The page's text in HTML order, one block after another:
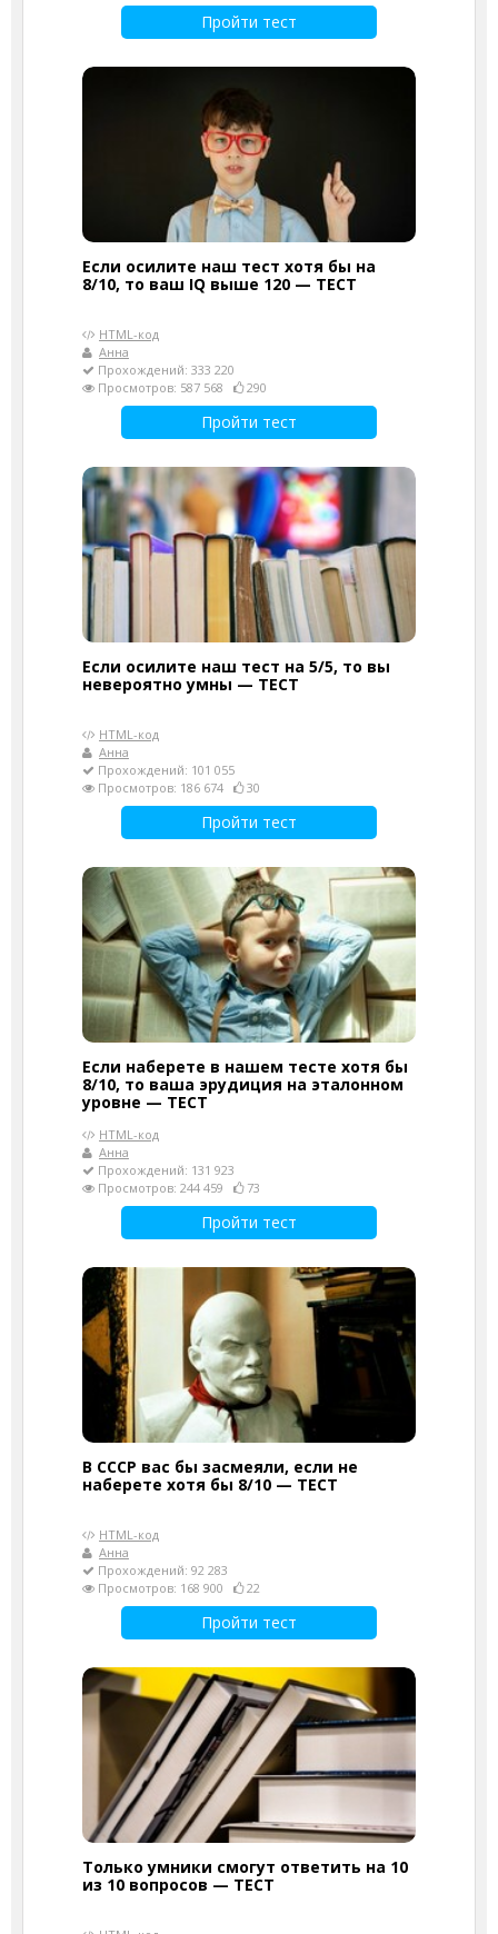
Пройти тест
Если осилите наш тест хотя бы на
8/10, то ваш IQ выше 120 — ТЕСТ
HTML-код
Анна
Прохождений: 333 220
Просмотров: 587 568
290
Пройти тест
Если осилите наш тест на 5/5, то вы
невероятно умны — ТЕСТ
HTML-код
Анна
Прохождений: 101 055
Просмотров: 186 674
30
Пройти тест
Если наберете в нашем тесте хотя бы
8/10, то ваша эрудиция на эталонном
уровне — ТЕСТ
HTML-код
Анна
Прохождений: 131 923
Просмотров: 244 459
73
Пройти тест
В СССР вас бы засмеяли, если не
наберете хотя бы 8/10 — ТЕСТ
HTML-код
Анна
Прохождений: 92 283
Просмотров: 168 900
22
Пройти тест
Только умники смогут ответить на 10
из 10 вопросов — ТЕСТ